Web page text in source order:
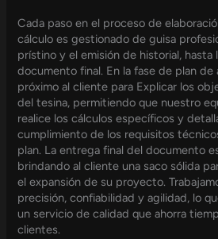
Cada paso en el proceso de
cálculo es gestionado de guisa
prístino y el emisión de historial, hasta
documento final. En la fase de plan
próximo al cliente para Explicar los
del tesina, permitiendo que nuestro
realice los cálculos específicos y
cumplimiento de los requisitos
plan. La entrega final del documento
brindando al cliente una saco sólida
el expansión de su proyecto.
precisión, confiabilidad y agilidad, lo
un servicio de calidad que ahorra
clientes.